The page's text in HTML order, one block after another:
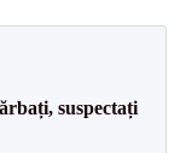
suspectați